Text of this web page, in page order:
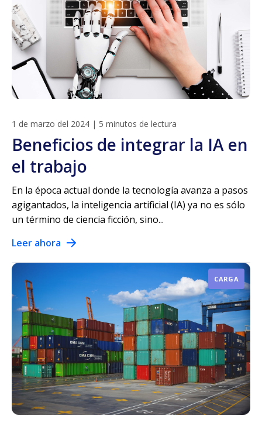
1 de marzo del 2024 | 5 minutos de lectura
Beneficios de integrar la IA en
el trabajo
En la época actual donde la tecnología avanza a pasos
agigantados, la inteligencia artificial (IA) ya no es sólo
un término de ciencia ficción, sino...
Leer ahora
CARGA